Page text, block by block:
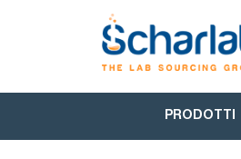
PRODOTTI